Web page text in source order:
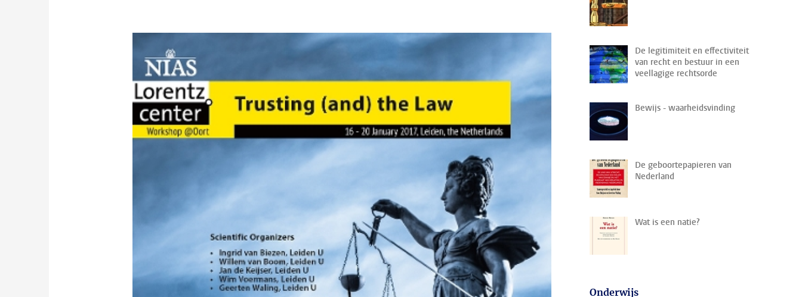
De legitimiteit en effectiviteit
van recht en bestuur in een
veellagige rechtsorde
Bewijs - waarheidsvinding
De geboortepapieren van
Nederland
Wat is een natie?
Onderwijs